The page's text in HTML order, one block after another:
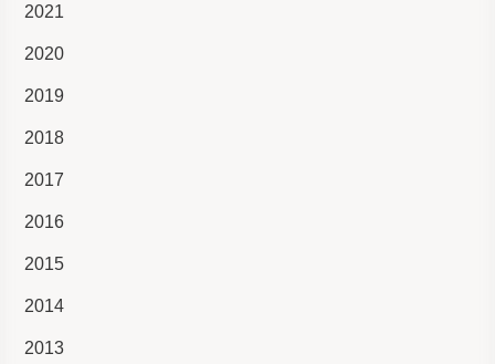
2021
2020
2019
2018
2017
2016
2015
2014
2013